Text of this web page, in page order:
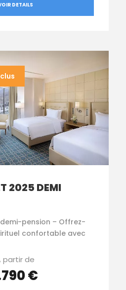
DETAILS
2025 DEMI
pension – Offrez-
confortable avec
partir de
€